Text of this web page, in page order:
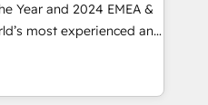
Year and 2024 EMEA &
most experienced and
2,750+
specialists across
complex CRM